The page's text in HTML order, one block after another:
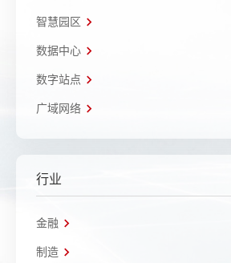
智慧园区
数据中心
数字站点
广域网络
行业
金融
制造